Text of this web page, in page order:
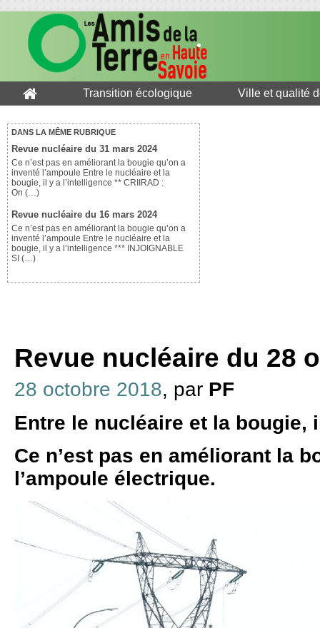
Transition écologique Ville et qualité
DANS LA MÊME RUBRIQUE
Revue nucléaire du 31 mars 2024
Ce n’est pas en améliorant la bougie qu’on a
inventé l’ampoule Entre le nucléaire et la
bougie, il y a l’intelligence ** CRIIRAD :
On (…)
Revue nucléaire du 16 mars 2024
Ce n’est pas en améliorant la bougie qu’on a
inventé l’ampoule Entre le nucléaire et la
bougie, il y a l’intelligence *** INJOIGNABLE
SI (…)
Revue nucléaire du 28
28 octobre 2018, par PF
Entre le nucléaire et la bougie,
Ce n’est pas en améliorant la
l’ampoule électrique.